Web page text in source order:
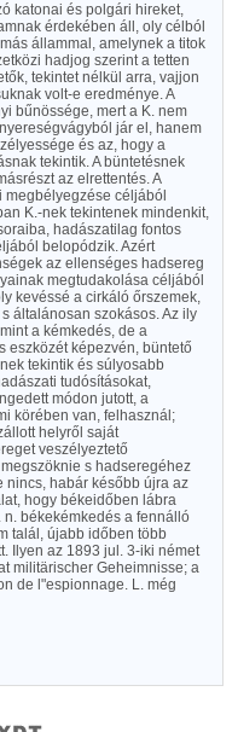
katonai és polgári hireket,
érdekében áll, oly célból
állammal, amelynek a titok
hadjog szerint a tetten
tekintet nélkül arra, vajjon
volt-e eredménye. A
bűnössége, mert a K. nem
jár el, hanem
és az, hogy a
tekintik. A büntetésnek
az elrettentés. A
megbélyegzése céljából
K.-nek tekintenek mindenkit,
hadászatilag fontos
belopódzik. Azért
az ellenséges hadsereg
megtudakolása céljából
kevéssé a cirkáló őrszemek,
általánosan szokásos. Az ily
a kémkedés, de a
eszközét képezvén, büntető
tekintik és súlyosabb
tudósításokat,
módon jutott, a
körében van, felhasznál;
helyről saját
veszélyeztető
s hadseregéhez
habár később újra az
hogy békeidőben lábra
n. békekémkedés a fennálló
talál, újabb időben több
Ilyen az 1893 jul. 3-iki német
militärischer Geheimnisse; a
de l"espionnage. L. még